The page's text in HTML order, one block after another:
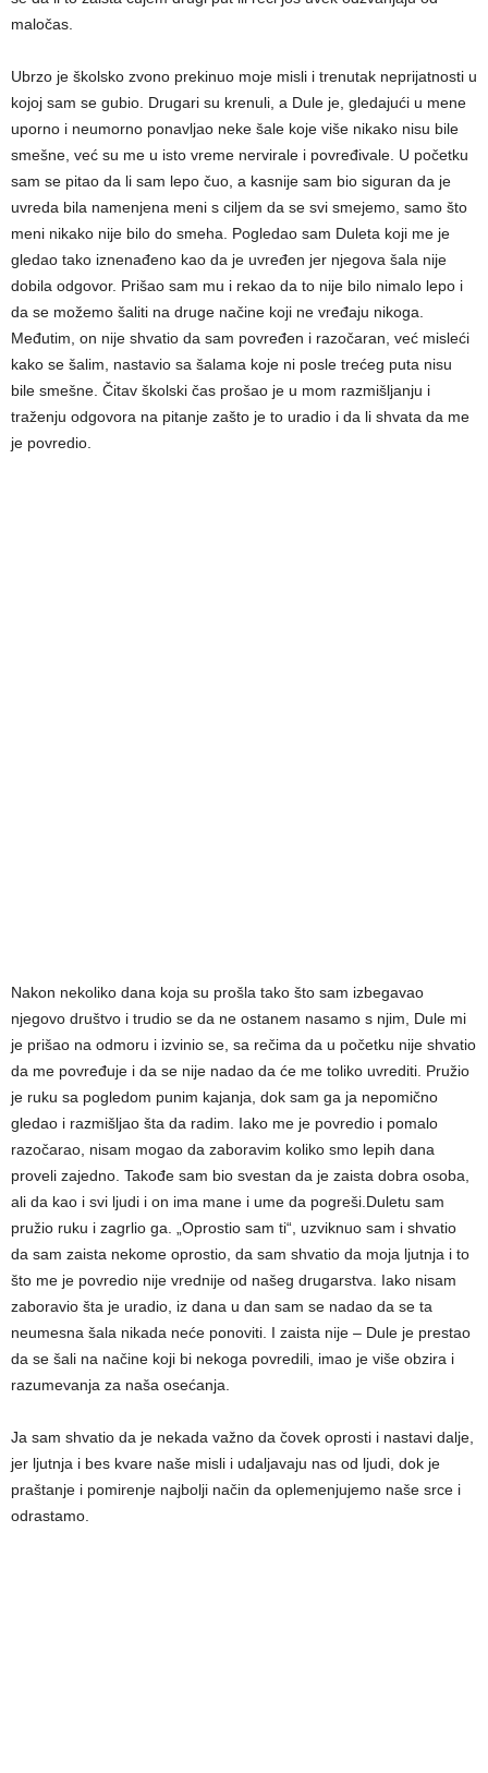
maločas.
Ubrzo je školsko zvono prekinuo moje misli i trenutak neprijatnosti u
kojoj sam se gubio. Drugari su krenuli, a Dule je, gledajući u mene
uporno i neumorno ponavljao neke šale koje više nikako nisu bile
smešne, već su me u isto vreme nervirale i povređivale. U početku
sam se pitao da li sam lepo čuo, a kasnije sam bio siguran da je
uvreda bila namenjena meni s ciljem da se svi smejemo, samo što
meni nikako nije bilo do smeha. Pogledao sam Duleta koji me je
gledao tako iznenađeno kao da je uvređen jer njegova šala nije
dobila odgovor. Prišao sam mu i rekao da to nije bilo nimalo lepo i
da se možemo šaliti na druge načine koji ne vređaju nikoga.
Međutim, on nije shvatio da sam povređen i razočaran, već misleći
kako se šalim, nastavio sa šalama koje ni posle trećeg puta nisu
bile smešne. Čitav školski čas prošao je u mom razmišljanju i
traženju odgovora na pitanje zašto je to uradio i da li shvata da me
je povredio.
Nakon nekoliko dana koja su prošla tako što sam izbegavao
njegovo društvo i trudio se da ne ostanem nasamo s njim, Dule mi
je prišao na odmoru i izvinio se, sa rečima da u početku nije shvatio
da me povređuje i da se nije nadao da će me toliko uvrediti. Pružio
je ruku sa pogledom punim kajanja, dok sam ga ja nepomično
gledao i razmišljao šta da radim. Iako me je povredio i pomalo
razočarao, nisam mogao da zaboravim koliko smo lepih dana
proveli zajedno. Takođe sam bio svestan da je zaista dobra osoba,
ali da kao i svi ljudi i on ima mane i ume da pogreši.Duletu sam
pružio ruku i zagrlio ga. „Oprostio sam ti“, uzviknuo sam i shvatio
da sam zaista nekome oprostio, da sam shvatio da moja ljutnja i to
što me je povredio nije vrednije od našeg drugarstva. Iako nisam
zaboravio šta je uradio, iz dana u dan sam se nadao da se ta
neumesna šala nikada neće ponoviti. I zaista nije – Dule je prestao
da se šali na načine koji bi nekoga povredili, imao je više obzira i
razumevanja za naša osećanja.
Ja sam shvatio da je nekada važno da čovek oprosti i nastavi dalje,
jer ljutnja i bes kvare naše misli i udaljavaju nas od ljudi, dok je
praštanje i pomirenje najbolji način da oplemenjujemo naše srce i
odrastamo.